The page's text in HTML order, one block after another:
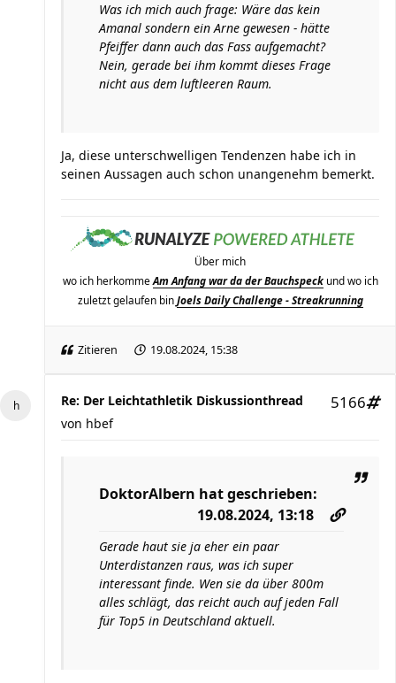
Was ich mich auch frage: Wäre das kein
Amanal sondern ein Arne gewesen - hätte
Pfeiffer dann auch das Fass aufgemacht?
Nein, gerade bei ihm kommt dieses Frage
nicht aus dem luftleeren Raum.
Ja, diese unterschwelligen Tendenzen habe ich in
seinen Aussagen auch schon unangenehm bemerkt.
Über mich
wo ich herkomme Am Anfang war da der Bauchspeckund wo ich
zuletzt gelaufen binJoels Daily Challenge - Streakrunning
Zitieren 19.08.2024, 15:38
Re: Der Leichtathletik Diskussionthread 5166
von hbef
DoktorAlbern hat geschrieben:
19.08.2024, 13:18
Gerade haut sie ja eher ein paar
Unterdistanzen raus, was ich super
interessant finde. Wen sie da über 800m
alles schlägt, das reicht auch auf jeden Fall
für Top5 in Deutschland aktuell.